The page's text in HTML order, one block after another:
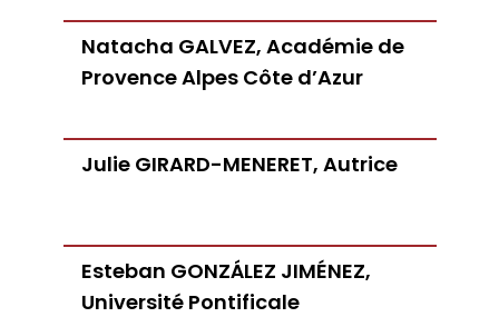
Natacha GALVEZ, Académie de
Provence Alpes Côte d’Azur
Julie GIRARD-MENERET, Autrice
Esteban GONZÁLEZ JIMÉNEZ,
Université Pontificale